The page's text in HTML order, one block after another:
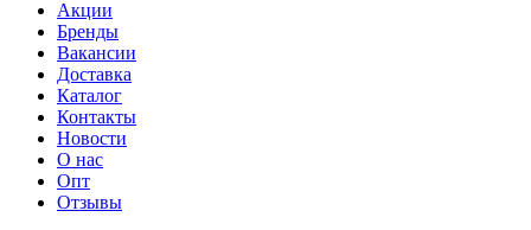
Акции
Бренды
Вакансии
Доставка
Каталог
Контакты
Новости
О нас
Опт
Отзывы